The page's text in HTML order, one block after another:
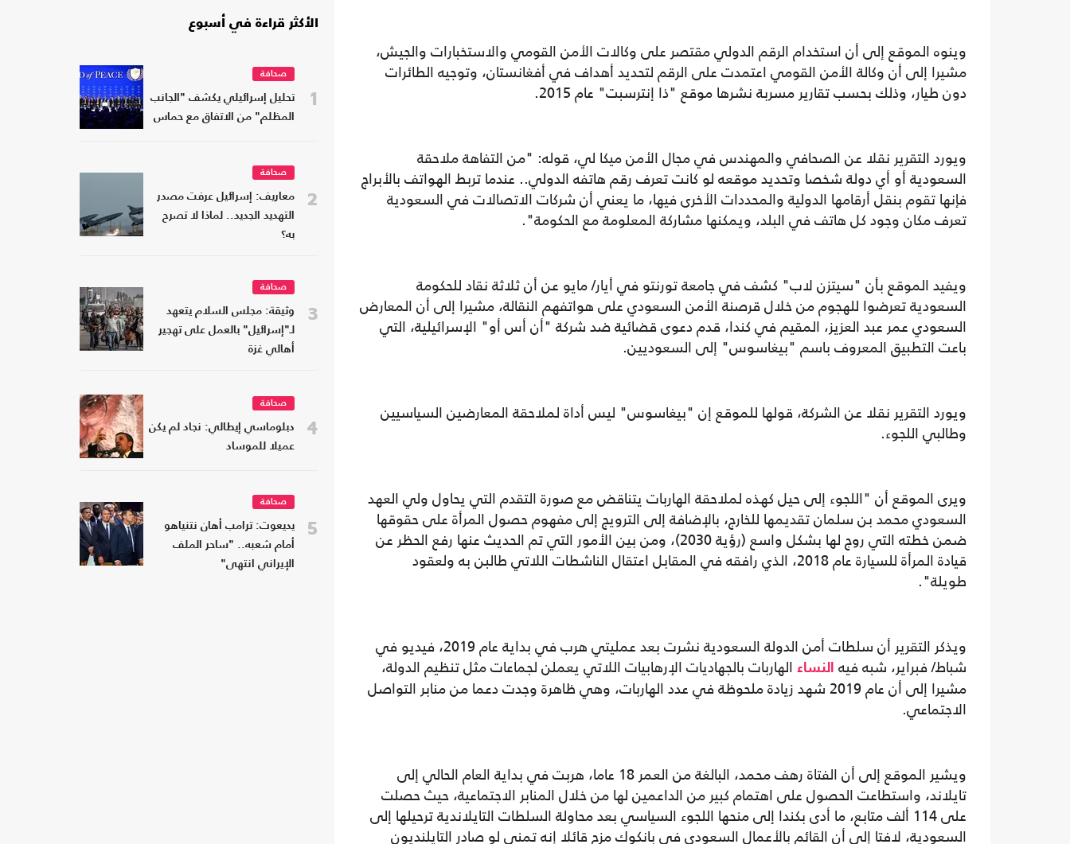
وينوه الموقع إلى أن استخدام الرقم الدولي مقتصر على وكالات الأمن القومي والاستخبارات والجيش،
مشيرا إلى أن وكالة الأمن القومي اعتمدت على الرقم لتحديد أهداف في أفغانستان، وتوجيه الطائرات
دون طيار، وذلك بحسب تقارير مسربة نشرها موقع "ذا إنترسبت" عام 2015.
ويورد التقرير نقلا عن الصحافي والمهندس في مجال الأمن ميكا لي، قوله: "من التفاهة ملاحقة
السعودية أو أي دولة شخصا وتحديد موقعه لو كانت تعرف رقم هاتفه الدولي.. عندما تربط الهواتف بالأبراج
فإنها تقوم بنقل أرقامها الدولية والمحددات الأخرى فيها، ما يعني أن شركات الاتصالات في السعودية
تعرف مكان وجود كل هاتف في البلد، ويمكنها مشاركة المعلومة مع الحكومة".
ويفيد الموقع بأن "سيتزن لاب" كشف في جامعة تورنتو في أيار/ مايو عن أن ثلاثة نقاد للحكومة
السعودية تعرضوا للهجوم من خلال قرصنة الأمن السعودي على هواتفهم النقالة، مشيرا إلى أن المعارض
السعودي عمر عبد العزيز، المقيم في كندا، قدم دعوى قضائية ضد شركة "أن أس أو" الإسرائيلية، التي
باعت التطبيق المعروف باسم "بيغاسوس" إلى السعوديين.
ويورد التقرير نقلا عن الشركة، قولها للموقع إن "بيغاسوس" ليس أداة لملاحقة المعارضين السياسيين
وطالبي اللجوء.
ويرى الموقع أن "اللجوء إلى حيل كهذه لملاحقة الهاربات يتناقض مع صورة التقدم التي يحاول ولي العهد
السعودي محمد بن سلمان تقديمها للخارج، بالإضافة إلى الترويج إلى مفهوم حصول المرأة على حقوقها
ضمن خطته التي روج لها بشكل واسع (رؤية 2030)، ومن بين الأمور التي تم الحديث عنها رفع الحظر عن
قيادة المرأة للسيارة عام 2018، الذي رافقه في المقابل اعتقال الناشطات اللاتي طالبن به ولعقود
طويلة".
ويذكر التقرير أن سلطات أمن الدولة السعودية نشرت بعد عمليتي هرب في بداية عام 2019، فيديو في
شباط/ فبراير، شبه فيه
النساء الهاربات بالجهاديات الإرهابيات اللاتي يعملن لجماعات مثل تنظيم الدولة،
مشيرا إلى أن عام 2019 شهد زيادة ملحوظة في عدد الهاربات، وهي ظاهرة وجدت دعما من منابر التواصل
الاجتماعي.
ويشير الموقع إلى أن الفتاة رهف محمد، البالغة من العمر 18 عاما، هربت في بداية العام الحالي إلى
تايلاند، واستطاعت الحصول على اهتمام كبير من الداعمين لها من خلال المنابر الاجتماعية، حيث حصلت
على 114 ألف متابع، ما أدى بكندا إلى منحها اللجوء السياسي بعد محاولة السلطات التايلاندية ترحيلها إلى
السعودية، لافتا إلى أن القائم بالأعمال السعودي في بانكوك مزح قائلا إنه تمنى لو صادر التايلنديون
الأكثر قراءة في أسبوع
1
صحافة
تحليل إسرائيلي يكشف "الجانب
المظلم" من الاتفاق مع حماس
2
صحافة
معاريف: إسرائيل عرفت مصدر
التهديد الجديد.. لماذا لا تصرح
به؟
3
صحافة
وثيقة: مجلس السلام يتعهد
لـ"إسرائيل" بالعمل على تهجير
أهالي غزة
4
صحافة
دبلوماسي إيطالي: نجاد لم يكن
عميلا للموساد
5
صحافة
يديعوت: ترامب أهان نتنياهو
أمام شعبه.. "ساحر الملف
الإيراني انتهى"